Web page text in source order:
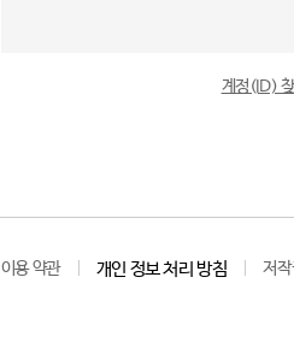
계정(ID)
이용 약관 개인 정보 처리 방침 저